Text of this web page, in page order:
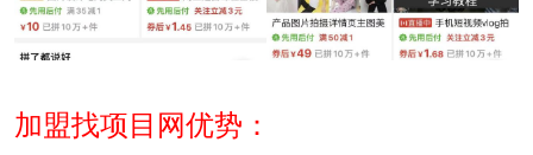
加盟找项目网优势：